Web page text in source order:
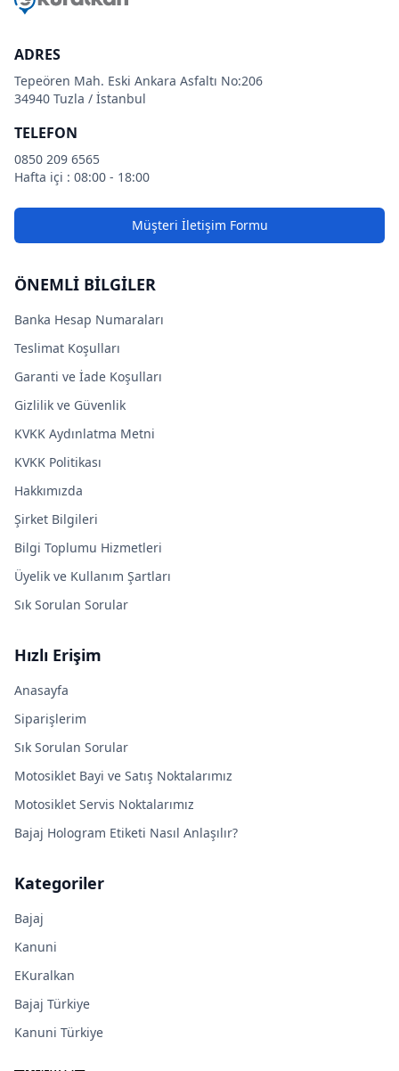
ADRES
Tepeören Mah. Eski Ankara Asfaltı No:206
34940 Tuzla / İstanbul
TELEFON
0850 209 6565
Hafta içi : 08:00 - 18:00
Müşteri İletişim Formu
ÖNEMLİ BİLGİLER
Banka Hesap Numaraları
Teslimat Koşulları
Garanti ve İade Koşulları
Gizlilik ve Güvenlik
KVKK Aydınlatma Metni
KVKK Politikası
Hakkımızda
Şirket Bilgileri
Bilgi Toplumu Hizmetleri
Üyelik ve Kullanım Şartları
Sık Sorulan Sorular
Hızlı Erişim
Anasayfa
Siparişlerim
Sık Sorulan Sorular
Motosiklet Bayi ve Satış Noktalarımız
Motosiklet Servis Noktalarımız
Bajaj Hologram Etiketi Nasıl Anlaşılır?
Kategoriler
Bajaj
Kanuni
EKuralkan
Bajaj Türkiye
Kanuni Türkiye